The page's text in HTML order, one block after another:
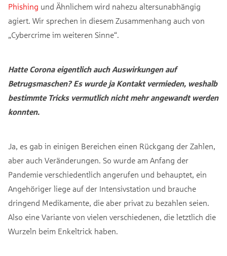
Phishing und Ähnlichem wird nahezu altersunabhängig
agiert. Wir sprechen in diesem Zusammenhang auch von
„Cybercrime im weiteren Sinne“.
Hatte Corona eigentlich auch Auswirkungen auf
Betrugsmaschen? Es wurde ja Kontakt vermieden, weshalb
bestimmte Tricks vermutlich nicht mehr angewandt werden
konnten.
Ja, es gab in einigen Bereichen einen Rückgang der Zahlen,
aber auch Veränderungen. So wurde am Anfang der
Pandemie verschiedentlich angerufen und behauptet, ein
Angehöriger liege auf der Intensivstation und brauche
dringend Medikamente, die aber privat zu bezahlen seien.
Also eine Variante von vielen verschiedenen, die letztlich die
Wurzeln beim Enkeltrick haben.